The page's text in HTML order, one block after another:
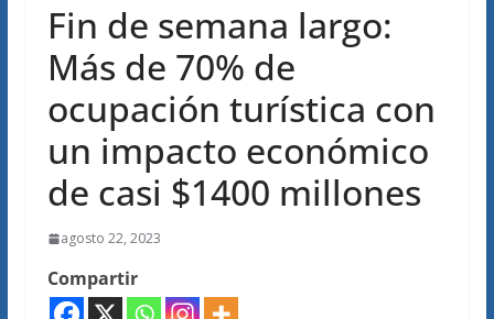
Fin de semana largo:
Más de 70% de
ocupación turística con
un impacto económico
de casi $1400 millones
agosto 22, 2023
Compartir